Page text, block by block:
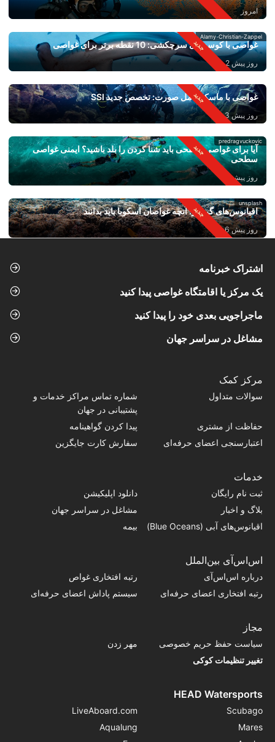
امروز
Alamy-Christian-Zappel
غواصی با کوسه‌های سرچکشی: 10 نقطه برتر برای غواصی
روز پیش 2
غواصی با ماسک کامل صورت: تخصص جدید SSI
روز پیش 3
predragvuckovic
آیا برای غواصی سطحی باید شنا کردن را بلد باشید؟ ایمنی غواصی
سطحی
روز پیش 4
unsplash
اقیانوس‌های گرم‌تر: آنچه غواصان اسکوبا باید بدانند
روز پیش 6
اشتراک خبرنامه
یک مرکز یا اقامتگاه غواصی پیدا کنید
ماجراجویی بعدی خود را پیدا کنید
مشاغل در سراسر جهان
مرکز کمک
سوالات متداول
شماره تماس‌ مراکز خدمات و
پشتیبانی در جهان
حفاظت از مشتری
پیدا کردن گواهینامه
اعتبارسنجی اعضای حرفه‌ای
سفارش کارت جایگزین
خدمات
ثبت نام رایگان
دانلود اپلیکیشن
بلاگ و اخبار
مشاغل در سراسر جهان
اقیانوس‌های آبی (Blue Oceans)
بیمه
اس‌اس‌آی بین‌الملل
درباره اس‌اس‌آی
رتبه افتخاری غواص
رتبه افتخاری اعضای حرفه‌ای
سیستم پاداش اعضای حرفه‌ای
مجاز
سیاست حفظ حریم خصوصی
مهر زدن
تغییر تنظیمات کوکی
HEAD Watersports
Scubago
LiveAboard.com
Mares
Aqualung